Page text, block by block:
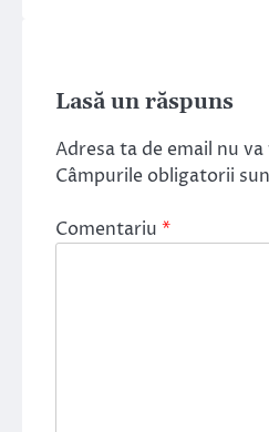
Lasă un răspuns
Adresa ta de email nu
Câmpurile obligatorii
Comentariu *